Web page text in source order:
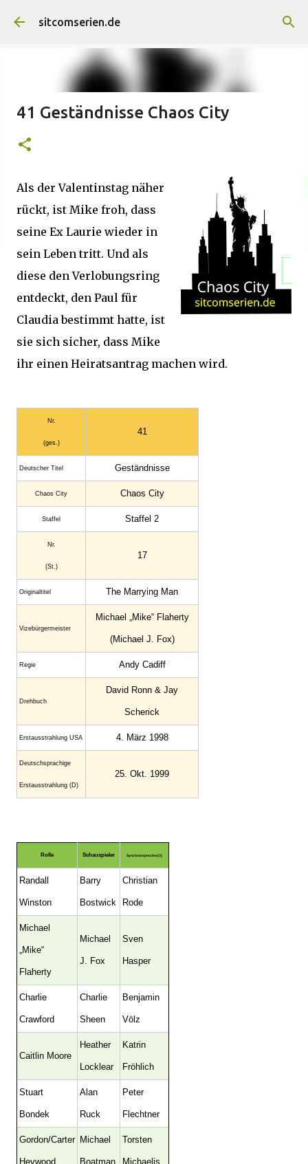
Direkt zum Hauptbereich
sitcomserien.de
41 Geständnisse Chaos City
Als der Valentinstag näher
rückt, ist Mike froh, dass
seine Ex Laurie wieder in
sein Leben tritt. Und als
diese den Verlobungsring
entdeckt, den Paul für
Claudia bestimmt hatte, ist
sie sich sicher, dass Mike
ihr einen Heiratsantrag machen wird.
Nr.
(ges.)
41
Deutscher Titel Geständnisse
Chaos City Chaos City
Staffel Staffel 2
Nr.
(St.)
17
Original­titel The Marrying Man
Vizebürgermeister
Michael „Mike“ Flaherty
(Michael J. Fox)
Regie Andy Cadiff
Drehbuch
David Ronn & Jay
Scherick
Erstaus­strahlung USA 4. März 1998
Deutsch­sprachige
Erstaus­strahlung (D)
25. Okt. 1999
Rolle Schauspieler Synchronsprecher[3]
Randall
Winston
Barry
Bostwick
Christian
Rode
Michael
„Mike“
Flaherty
Michael
J. Fox
Sven
Hasper
Charlie
Crawford
Charlie
Sheen
Benjamin
Völz
Caitlin Moore
Heather
Locklear
Katrin
Fröhlich
Stuart
Bondek
Alan
Ruck
Peter
Flechtner
Gordon/Carter
Heywood
Michael
Boatman
Torsten
Michaelis